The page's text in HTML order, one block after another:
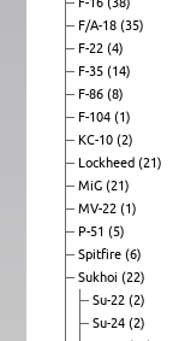
F/A-18 (35)
F-22 (4)
F-35 (14)
F-86 (8)
F-104 (1)
KC-10 (2)
Lockheed (21)
MiG (21)
MV-22 (1)
P-51 (5)
Spitfire (6)
Sukhoi (22)
Su-22 (2)
Su-24 (2)